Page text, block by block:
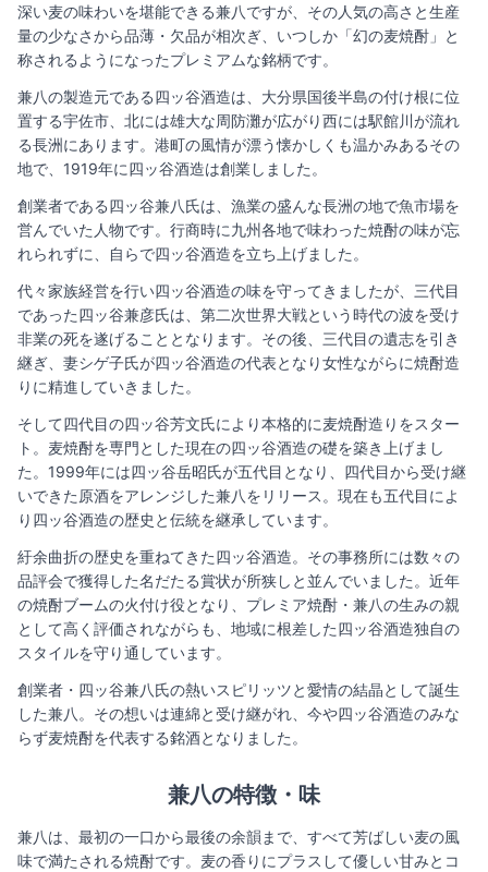
深い麦の味わいを堪能できる兼八ですが、その人気の高さと生産
量の少なさから品薄・欠品が相次ぎ、いつしか「幻の麦焼酎」と
称されるようになったプレミアムな銘柄です。
兼八の製造元である四ッ谷酒造は、大分県国後半島の付け根に位
置する宇佐市、北には雄大な周防灘が広がり西には駅館川が流れ
る長洲にあります。港町の風情が漂う懐かしくも温かみあるその
地で、1919年に四ッ谷酒造は創業しました。
創業者である四ッ谷兼八氏は、漁業の盛んな長洲の地で魚市場を
営んでいた人物です。行商時に九州各地で味わった焼酎の味が忘
れられずに、自らで四ッ谷酒造を立ち上げました。
代々家族経営を行い四ッ谷酒造の味を守ってきましたが、三代目
であった四ッ谷兼彦氏は、第二次世界大戦という時代の波を受け
非業の死を遂げることとなります。その後、三代目の遺志を引き
継ぎ、妻シゲ子氏が四ッ谷酒造の代表となり女性ながらに焼酎造
りに精進していきました。
そして四代目の四ッ谷芳文氏により本格的に麦焼酎造りをスター
ト。麦焼酎を専門とした現在の四ッ谷酒造の礎を築き上げまし
た。1999年には四ッ谷岳昭氏が五代目となり、四代目から受け継
いできた原酒をアレンジした兼八をリリース。現在も五代目によ
り四ッ谷酒造の歴史と伝統を継承しています。
紆余曲折の歴史を重ねてきた四ッ谷酒造。その事務所には数々の
品評会で獲得した名だたる賞状が所狭しと並んでいました。近年
の焼酎ブームの火付け役となり、プレミア焼酎・兼八の生みの親
として高く評価されながらも、地域に根差した四ッ谷酒造独自の
スタイルを守り通しています。
創業者・四ッ谷兼八氏の熱いスピリッツと愛情の結晶として誕生
した兼八。その想いは連綿と受け継がれ、今や四ッ谷酒造のみな
らず麦焼酎を代表する銘酒となりました。
兼八の特徴・味
兼八は、最初の一口から最後の余韻まで、すべて芳ばしい麦の風
味で満たされる焼酎です。麦の香りにプラスして優しい甘みとコ